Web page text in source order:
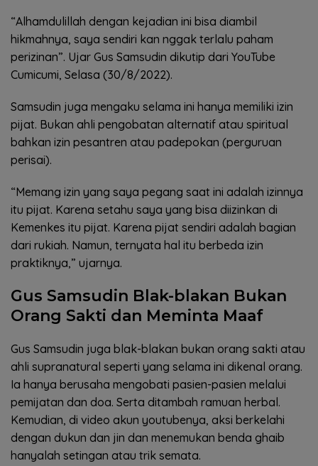
“Alhamdulillah dengan kejadian ini bisa diambil
hikmahnya, saya sendiri kan nggak terlalu paham
perizinan”. Ujar Gus Samsudin dikutip dari YouTube
Cumicumi, Selasa (30/8/2022).
Samsudin juga mengaku selama ini hanya memiliki izin
pijat. Bukan ahli pengobatan alternatif atau spiritual
bahkan izin pesantren atau padepokan (perguruan
perisai).
“Memang izin yang saya pegang saat ini adalah izinnya
itu pijat. Karena setahu saya yang bisa diizinkan di
Kemenkes itu pijat. Karena pijat sendiri adalah bagian
dari rukiah. Namun, ternyata hal itu berbeda izin
praktiknya,” ujarnya.
Gus Samsudin Blak-blakan Bukan
Orang Sakti dan Meminta Maaf
Gus Samsudin juga blak-blakan bukan orang sakti atau
ahli supranatural seperti yang selama ini dikenal orang.
Ia hanya berusaha mengobati pasien-pasien melalui
pemijatan dan doa. Serta ditambah ramuan herbal.
Kemudian, di video akun youtubenya, aksi berkelahi
dengan dukun dan jin dan menemukan benda ghaib
hanyalah setingan atau trik semata.